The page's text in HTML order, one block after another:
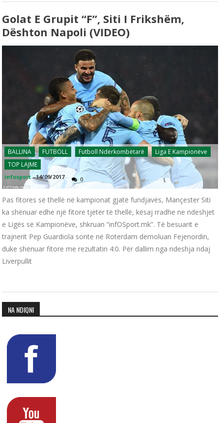
Golat E Grupit “F”, Siti I Frikshëm,
Dështon Napoli (VIDEO)
BALLINA FUTBOLL Futboll Ndërkombëtarë
Liga E Kampionëve
TOP LAJME
infosport -14/09/2017 0
Pas fitores së thellë në kampionat gjatë fundjavës, Mançester Siti
ka shënuar edhe një fitore tjetër të thellë, kësaj rradhe ne ndeshjet
e Ligës së Kampionëve, shkruan “infOSport.mk”. Të besuarit e
trajnerit Pep Guardiola sonte në Roterdam demoluan Fejenordin,
duke shënuar fitore me rezultatin 4:0. Për dallim nga ndeshja ndaj
Liverpullit
NA NDIQNI